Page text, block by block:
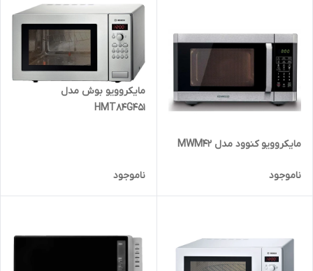
مایکروویو کنوود مدل MWM42
ناموجود
مایکروویو بوش مدل
HMT84G451
ناموجود